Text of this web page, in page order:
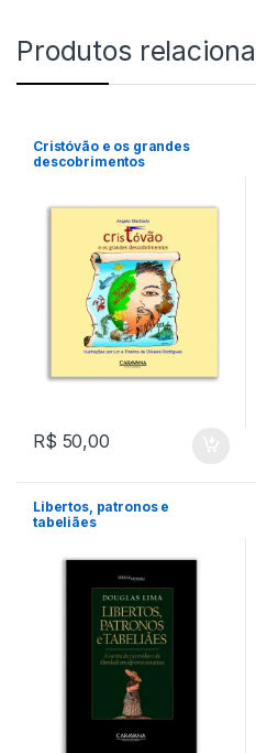
Produtos
Cristóvão e os grandes
descobrimentos
R$ 50,00
Libertos, patronos e
tabeliães